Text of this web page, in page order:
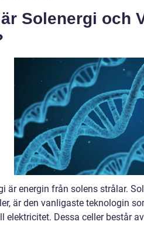
Solenergi och
är energin från solens strålar.
är den vanligaste teknologin
elektricitet. Dessa celler består